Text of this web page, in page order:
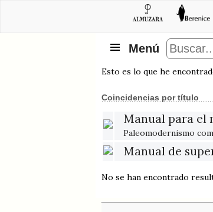
Menú
Esto es lo que he
Coincidencias por título
Manual para el
Paleomodernismo
Manual de
No se han encontrado